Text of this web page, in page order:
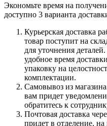
Экономьте время на
доступно 3 варианта
Курьерская доставка
товар поступит на
для уточнения
удобное время
упаковку на
комплектации.
Самовывоз из
вам придет
обратитесь к
Почтовая доставка
придет в отделение,